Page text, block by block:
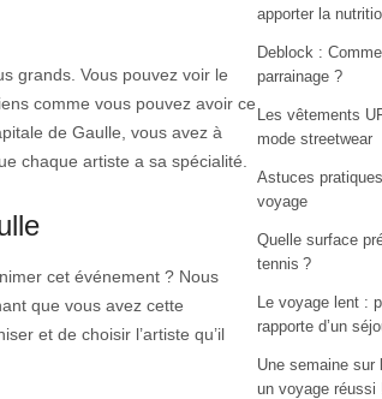
grands. Vous pouvez voir le
comme vous pouvez avoir ce
de Gaulle, vous avez à
chaque artiste a sa spécialité.
cet événement ? Nous
que vous avez cette
et de choisir l’artiste qu’il
apporter la
Deblock :
parrainage ?
Les vêtements
mode streetwear
Astuces
voyage
Quelle surface
tennis ?
Le voyage lent :
rapporte d’un
Une semaine sur
un voyage réussi